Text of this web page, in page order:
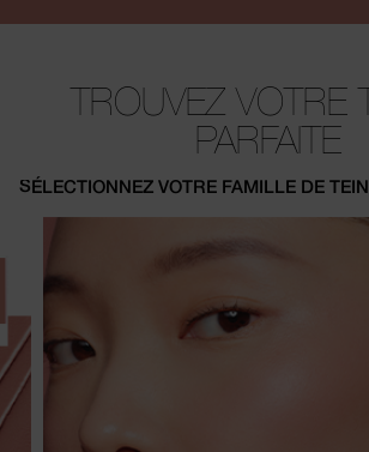
TROUVEZ VOTRE
PARFAITE
SÉLECTIONNEZ VOTRE FAMILLE DE